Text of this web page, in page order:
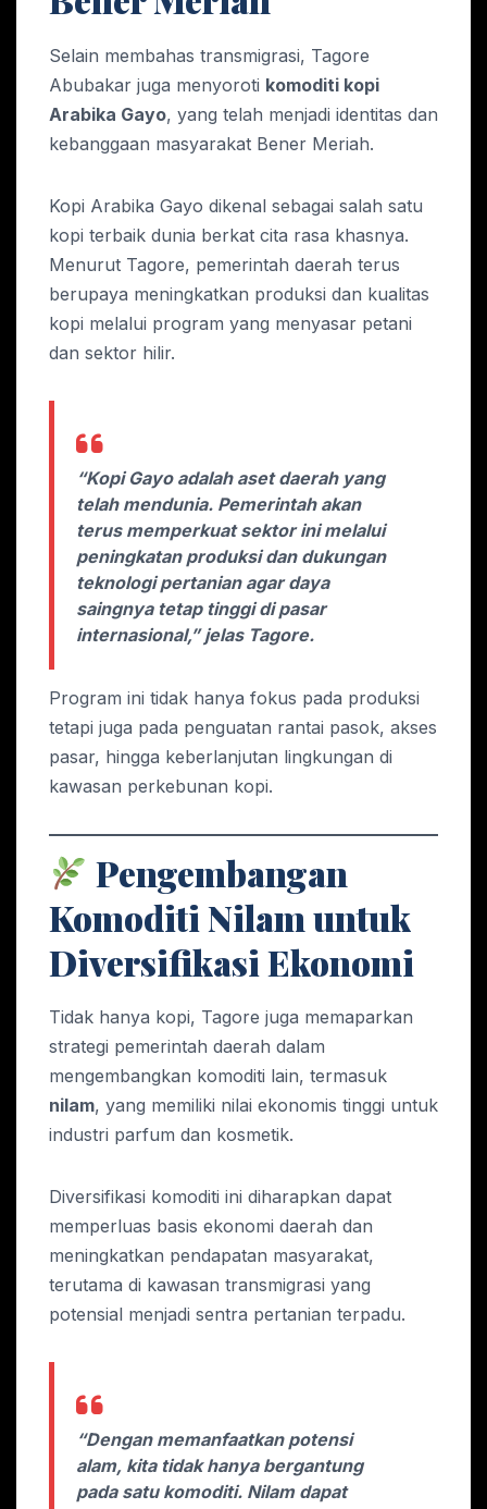
Selain membahas transmigrasi, Tagore
Abubakar juga menyoroti komoditi kopi
Arabika Gayo, yang telah menjadi identitas dan
kebanggaan masyarakat Bener Meriah.
Kopi Arabika Gayo dikenal sebagai salah satu
kopi terbaik dunia berkat cita rasa khasnya.
Menurut Tagore, pemerintah daerah terus
berupaya meningkatkan produksi dan kualitas
kopi melalui program yang menyasar petani
dan sektor hilir.
“Kopi Gayo adalah aset daerah yang
telah mendunia. Pemerintah akan
terus memperkuat sektor ini melalui
peningkatan produksi dan dukungan
teknologi pertanian agar daya
saingnya tetap tinggi di pasar
internasional,” jelas Tagore.
Program ini tidak hanya fokus pada produksi
tetapi juga pada penguatan rantai pasok, akses
pasar, hingga keberlanjutan lingkungan di
kawasan perkebunan kopi.
Pengembangan
Komoditi Nilam untuk
Diversifikasi Ekonomi
Tidak hanya kopi, Tagore juga memaparkan
strategi pemerintah daerah dalam
mengembangkan komoditi lain, termasuk
nilam, yang memiliki nilai ekonomis tinggi untuk
industri parfum dan kosmetik.
Diversifikasi komoditi ini diharapkan dapat
memperluas basis ekonomi daerah dan
meningkatkan pendapatan masyarakat,
terutama di kawasan transmigrasi yang
potensial menjadi sentra pertanian terpadu.
“Dengan memanfaatkan potensi
alam, kita tidak hanya bergantung
pada satu komoditi. Nilam dapat